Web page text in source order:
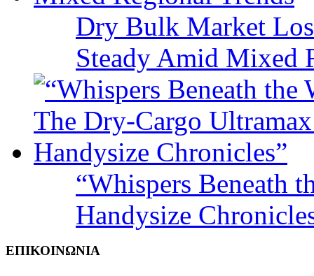
Dry Bulk Market
Steady Amid Mixed
“Whispers Beneath
Handysize
ΕΠΙΚΟΙΝΩΝΙΑ